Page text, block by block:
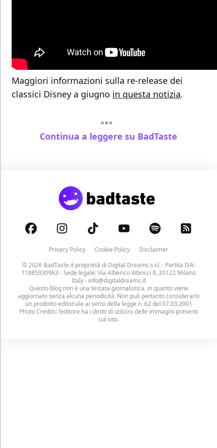
Maggiori informazioni sulla re-release dei
classici Disney a giugno in questa notizia.
Continua a leggere su BadTaste
Privacy Policy Cookie Policy
Disclaimer
© 2026 BadTaste.it proprietà di Digital Dreams s.r.l.- Partita IVA:
11885930963 - Sede legale: Via Alberico Albricci 8, 20122 Milano
Italy - info@digitaldreams.it
Questo blog non è una testata giornalistica, in quanto viene
aggiornato senza alcuna periodicità. Non può pertanto considerarsi
un prodotto editoriale ai sensi della legge n. 62 del 07.03.2001
Photo Credits: l’editore ha i diritti di utilizzo delle immagini presenti
sul sito.